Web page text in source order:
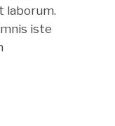
laborum.
iste